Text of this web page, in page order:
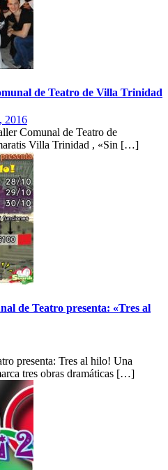
de Teatro de Villa Trinidad
2016
Comunal de Teatro de
Villa Trinidad , «Sin […]
de Teatro presenta: «Tres al
presenta: Tres al hilo! Una
tres obras dramáticas […]